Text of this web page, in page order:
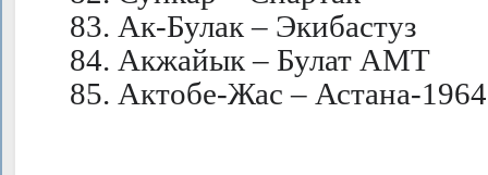
83. Ак-Булак – Экибастуз
84. Акжайык – Булат АМТ
85. Актобе-Жас – Астана-1964